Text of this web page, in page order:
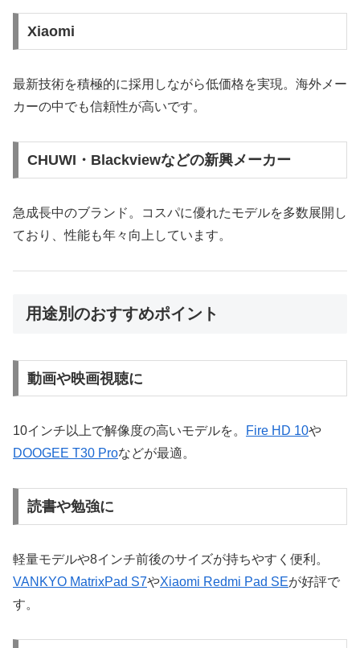
Xiaomi
最新技術を積極的に採用しながら低価格を実現。海外メー
カーの中でも信頼性が高いです。
CHUWI・Blackviewなどの新興メーカー
急成長中のブランド。コスパに優れたモデルを多数展開し
ており、性能も年々向上しています。
用途別のおすすめポイント
動画や映画視聴に
10インチ以上で解像度の高いモデルを。 Fire HD 10や
DOOGEE T30 Proなどが最適。
読書や勉強に
軽量モデルや8インチ前後のサイズが持ちやすく便利。
VANKYO MatrixPad S7やXiaomi Redmi Pad SEが好評で
す。